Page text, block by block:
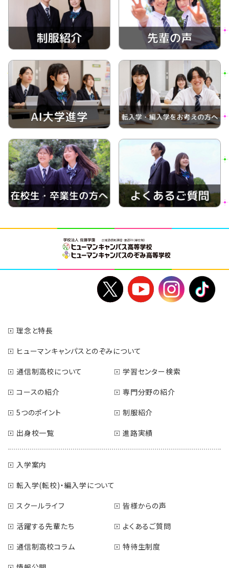
理念と特長
ヒューマンキャンパスとのぞみについて
通信制高校について
学習センター検索
コースの紹介
専門分野の紹介
5つのポイント
制服紹介
出身校一覧
進路実績
入学案内
転入学(転校)・編入学について
スクールライフ
皆様からの声
活躍する先輩たち
よくあるご質問
通信制高校コラム
特待生制度